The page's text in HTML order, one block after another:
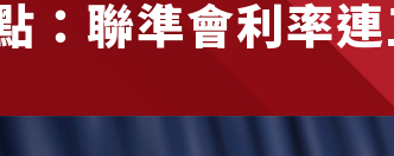
：聯準會利率